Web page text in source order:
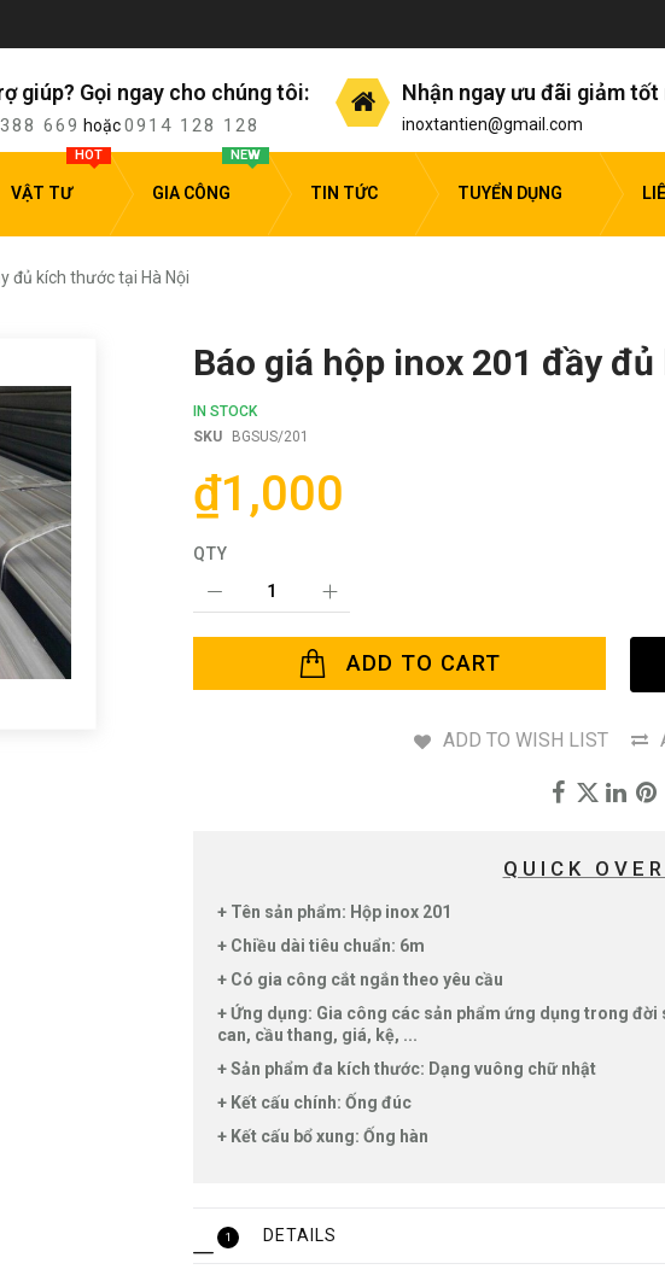
giúp? Gọi ngay cho chúng tôi:
669 hoặc0914 128 128
Nhận ngay ưu đãi giảm tốt
inoxtantien@gmail.com
VẬT TƯ
HOT
GIA CÔNG
NEW
TIN TỨC TUYỂN DỤNG
đủ kích thước tại Hà Nội
Báo giá hộp inox 201 đầy
IN STOCK
SKU
BGSUS/201
₫1,000
QTY
ADD TO CART
ADD TO WISH LIST
QUICK
+ Tên sản phẩm: Hộp inox 201
+ Chiều dài tiêu chuẩn: 6m
+ Có gia công cắt ngắn theo yêu cầu
+ Ứng dụng: Gia công các sản phẩm ứng dụng trong
can, cầu thang, giá, kệ, ...
+ Sản phẩm đa kích thước: Dạng vuông chữ nhật
+ Kết cấu chính: Ống đúc
+ Kết cấu bổ xung: Ống hàn
1 DETAILS